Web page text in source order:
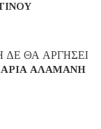
ΔΕ ΘΑ ΑΡΓΗΣΕΙ
ΑΛΑΜΑΝΗ